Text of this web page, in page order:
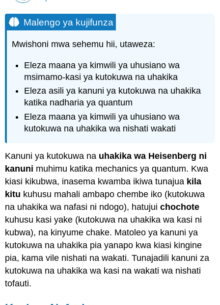
Malengo ya kujifunza
Mwishoni mwa sehemu hii, utaweza:
Eleza maana ya kimwili ya uhusiano wa
msimamo-kasi ya kutokuwa na uhakika
Eleza asili ya kanuni ya kutokuwa na uhakika
katika nadharia ya quantum
Eleza maana ya kimwili ya uhusiano wa
kutokuwa na uhakika wa nishati wakati
Kanuni ya kutokuwa na uhakika wa Heisenberg ni
kanuni muhimu katika mechanics ya quantum. Kwa
kiasi kikubwa, inasema kwamba ikiwa tunajua kila
kitu kuhusu mahali ambapo chembe iko (kutokuwa
na uhakika wa nafasi ni ndogo), hatujuichochote
kuhusu kasi yake (kutokuwa na uhakika wa kasi ni
kubwa), na kinyume chake. Matoleo ya kanuni ya
kutokuwa na uhakika pia yanapo kwa kiasi kingine
pia, kama vile nishati na wakati. Tunajadili kanuni za
kutokuwa na uhakika wa kasi na wakati wa nishati
tofauti.